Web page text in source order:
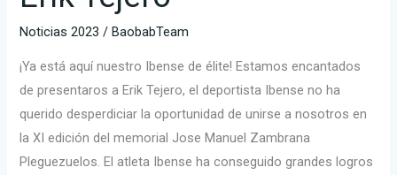
Noticias 2023 / BaobabTeam
¡Ya está aquí nuestro Ibense de élite! Estamos encantados
de presentaros a Erik Tejero, el deportista Ibense no ha
querido desperdiciar la oportunidad de unirse a nosotros en
la XI edición del memorial Jose Manuel Zambrana
Pleguezuelos. El atleta Ibense ha conseguido grandes logros